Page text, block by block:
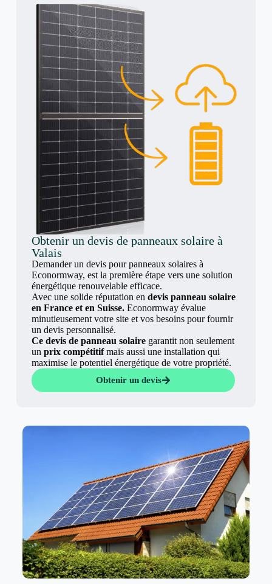
Obtenir un devis de panneaux solaire à
Valais
Demander un devis pour panneaux solaires à
Econormway, est la première étape vers une solution
énergétique renouvelable efficace.
Avec une solide réputation en devis panneau solaire
en France et en Suisse.Econormway évalue
minutieusement votre site et vos besoins pour fournir
un devis personnalisé.
Ce devis de panneau solairegarantit non seulement
un prix compétitifmais aussi une installation qui
maximise le potentiel énergétique de votre propriété.
Obtenir un devis